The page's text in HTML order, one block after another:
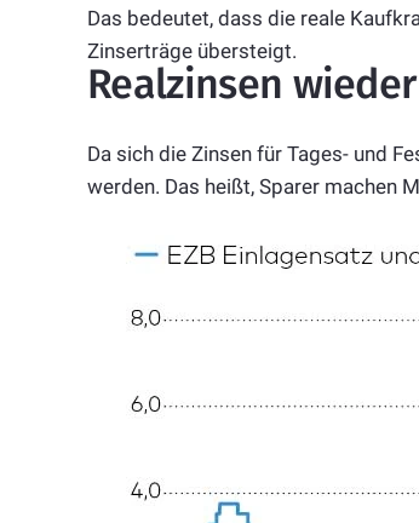
Das bedeutet, dass die reale
Zinserträge übersteigt.
Realzinsen
Da sich die Zinsen für Tages- und
werden. Das heißt, Sparer machen